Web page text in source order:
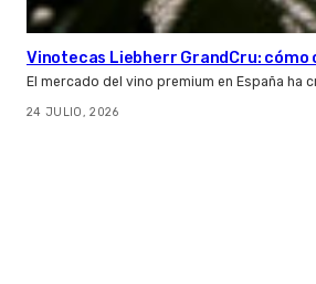
Vinotecas Liebherr GrandCru:
El mercado del vino premium en España ha
24 JULIO, 2026